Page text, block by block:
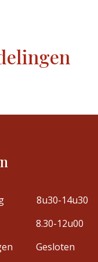
8u30-14u30
8.30-12u00
Gesloten